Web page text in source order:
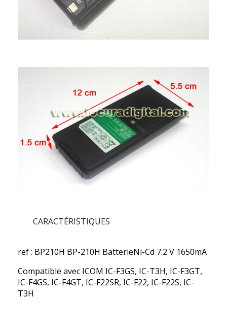
CARACTÉRISTIQUES
ref : BP210H BP-210H BatterieNi-Cd 7.2 V 1650mA
Compatible avec ICOM IC-F3GS, IC-T3H, IC-F3GT,
IC-F4GS, IC-F4GT, IC-F22SR, IC-F22, IC-F22S, IC-
T3H